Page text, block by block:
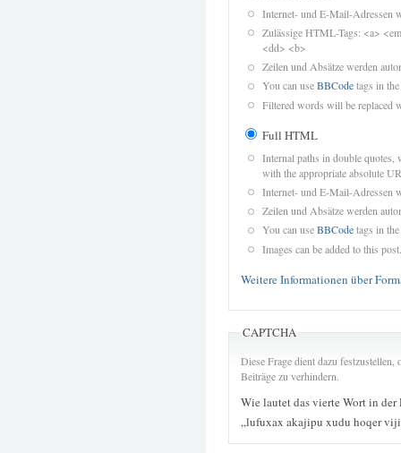
Internet- und E-Mail-Adressen
Zulässige HTML-Tags: <a>
<dd> <b>
Zeilen und Absätze werden
You can useBBCodetags in
Filtered words will be replaced
Full HTML
Internal paths in double quotes,
with the appropriate absolute
Internet- und E-Mail-Adressen
Zeilen und Absätze werden
You can useBBCodetags in
Images can be added to this post.
Weitere Informationen über
CAPTCHA
Diese Frage dient dazu
Beiträge zu verhindern.
Wie lautet das vierte Wort in der
„lufuxax akajipu xudu hoqer